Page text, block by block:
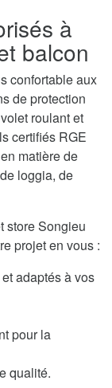
à
balcon
confortable aux
de protection
roulant et
certifiés RGE
matière de
loggia, de
store Songieu
projet en vous :
adaptés à vos
pour la
qualité.